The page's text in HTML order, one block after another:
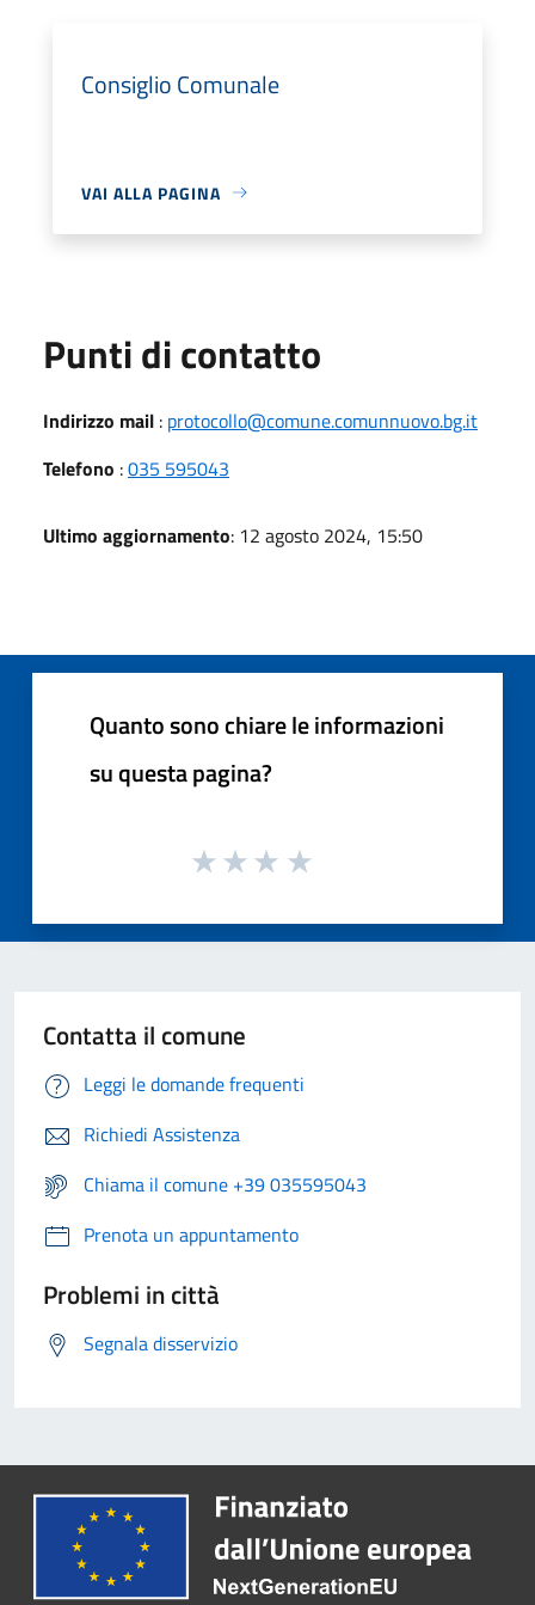
Consiglio Comunale
VAI ALLA PAGINA
Punti di contatto
Indirizzo mail : protocollo@comune.comunnuovo.bg.it
Telefono :035 595043
Ultimo aggiornamento: 12 agosto 2024, 15:50
Quanto sono chiare le informazioni
su questa pagina?
Contatta il comune
Leggi le domande frequenti
Richiedi Assistenza
Chiama il comune +39 035595043
Prenota un appuntamento
Problemi in città
Segnala disservizio